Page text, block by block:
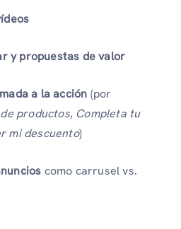
y propuestas de valor
a la acción (por
productos, Completa tu
mi descuento)
como carrusel vs.